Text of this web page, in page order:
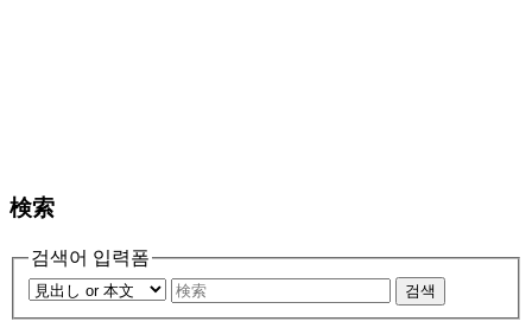
検索
검색어 입력폼
검색